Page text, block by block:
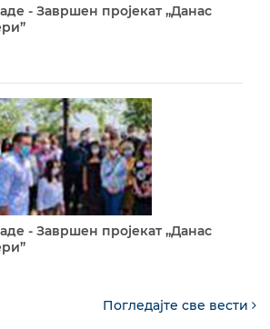
- Завршен пројекат „Данас
- Завршен пројекат „Данас
Погледајте све вести